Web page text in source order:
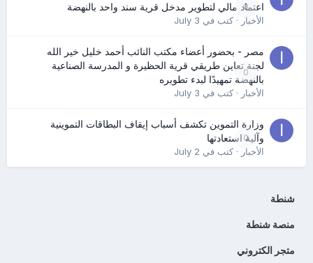
0
اعتماد مالي لتطوير مدخل قرية سند واحد بالنهضة
الأخبار· كتب في July 3
0
مصر - بحضور أعضاء مكتب النائب أحمد خليل خير الله
لجنة تعاين طريقي قرية الحظيرة و المدرسة الصناعية
بالنهضة تمهيدًا لبدء تطويره
الأخبار· كتب في July 3
0
وزارة التموين تكشف أسباب إيقاف البطاقات التموينية
وآلية استعادتها
الأخبار· كتب في July 2
شنطة
منصة شنطة
متجر الكتروني